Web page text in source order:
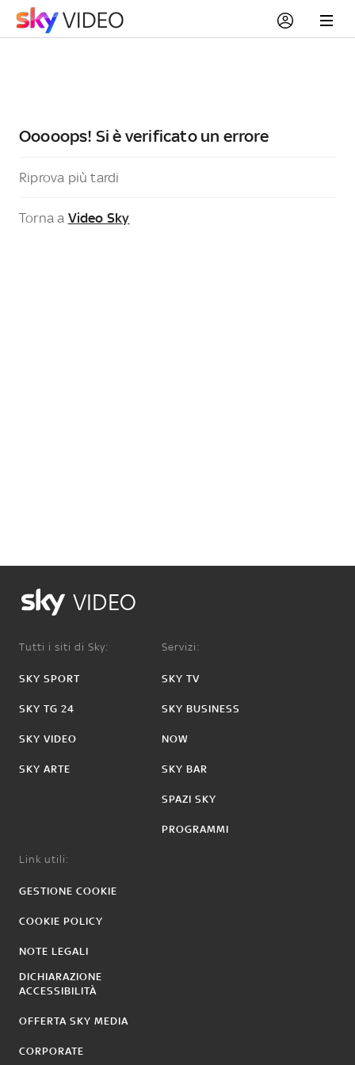
Ooooops! Si è verificato un errore
Riprova più tardi
Torna a Video Sky
VIDEO
Tutti i siti di Sky:
SKY SPORT
SKY TG 24
SKY VIDEO
SKY ARTE
Servizi:
SKY TV
SKY BUSINESS
NOW
SKY BAR
SPAZI SKY
PROGRAMMI
Link utili:
GESTIONE COOKIE
COOKIE POLICY
NOTE LEGALI
DICHIARAZIONE
ACCESSIBILITÀ
OFFERTA SKY MEDIA
CORPORATE